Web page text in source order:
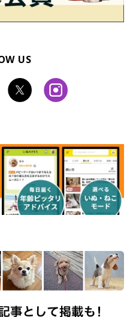
には生後9カ月になったつむぎ
で、いろいろなものに興味
とか。
何か不満があるときにはしゃべ
帰宅すると感情が爆発してしま
US